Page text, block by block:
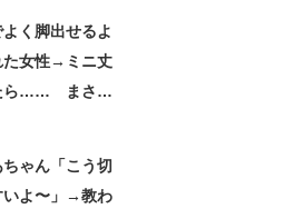
よく脚出せるよ
た女性→ミニ丈
ら…… まさか
ゃん「こう切
いよ〜」→教わ